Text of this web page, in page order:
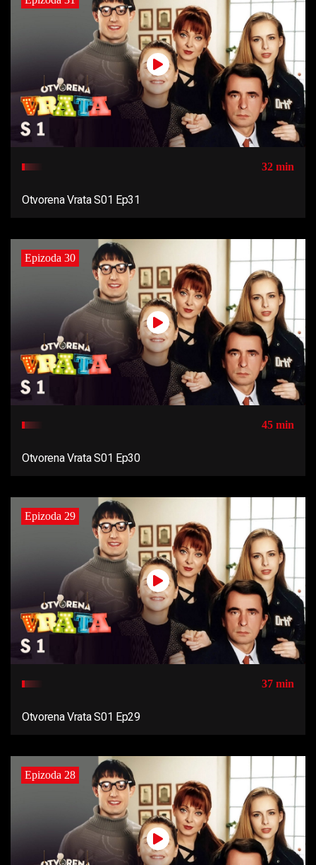
32 min
Otvorena Vrata S01 Ep31
Epizoda 30
45 min
Otvorena Vrata S01 Ep30
Epizoda 29
37 min
Otvorena Vrata S01 Ep29
Epizoda 28